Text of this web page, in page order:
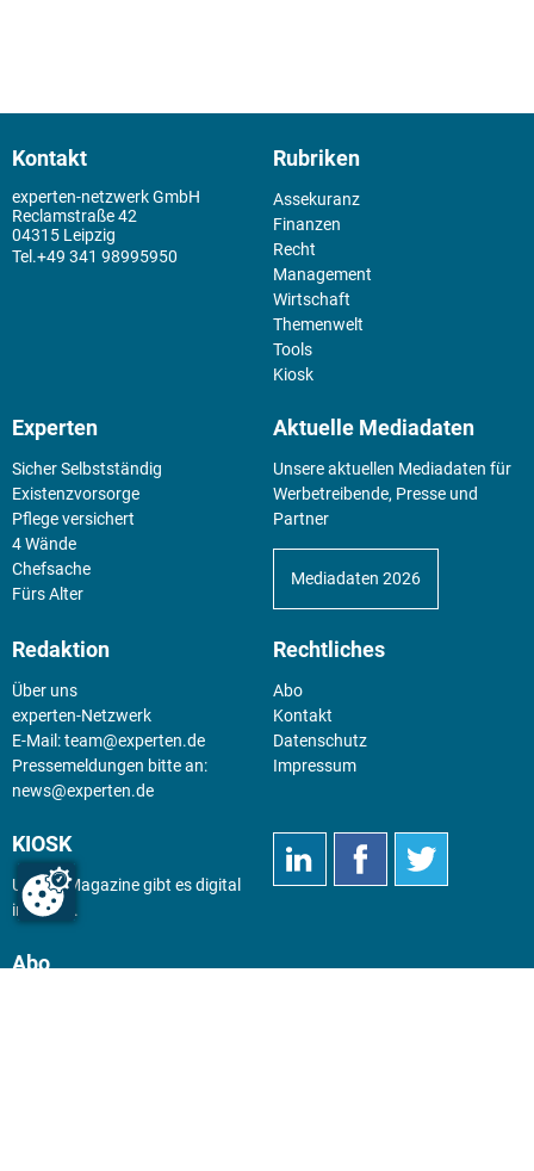
Kontakt
experten-netzwerk GmbH
Reclamstraße 42
04315 Leipzig
+49 341 98995950
Rubriken
Assekuranz
Finanzen
Recht
Management
Wirtschaft
Themenwelt
Tools
Kiosk
Experten
Sicher Selbstständig
Existenz­vorsorge
Pflege versichert
4 Wände
Chefsache
Fürs Alter
Aktuelle Mediadaten
Unsere aktuellen Mediadaten für
Werbetreibende, Presse und
Partner
Mediadaten 2026
Redaktion
Über uns
experten-Netzwerk
E-Mail:team@experten.de
Pressemeldungen bitte an:
news@experten.de
Rechtliches
Abo
Kontakt
Datenschutz
Impressum
KIOSK
Unsere Magazine gibt es digital
imKiosk .
Abo